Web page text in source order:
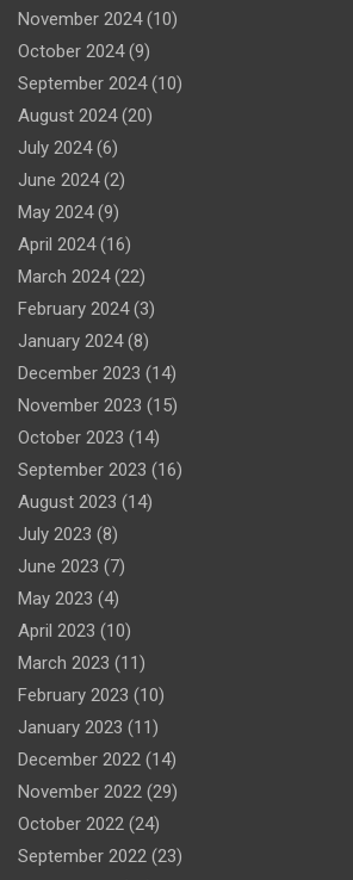
November 2024(10)
October 2024(9)
September 2024(10)
August 2024(20)
July 2024(6)
June 2024(2)
May 2024(9)
April 2024(16)
March 2024(22)
February 2024(3)
January 2024(8)
December 2023 (14)
November 2023 (15)
October 2023 (14)
September 2023 (16)
August 2023 (14)
July 2023 (8)
June 2023 (7)
May 2023 (4)
April 2023 (10)
March 2023 (11)
February 2023 (10)
January 2023 (11)
December 2022 (14)
November 2022 (29)
October 2022 (24)
September 2022 (23)